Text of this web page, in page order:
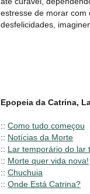
estresse de morar com
desfelicidades,
Epopeia da Catrina,
:: Como tudo começou
:: Notícias da Morte
:: Lar temporário do lar
:: Morte quer vida nova!
:: Chuchuia
:: Onde Está Catrina?